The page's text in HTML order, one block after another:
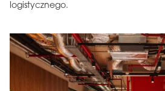
logistycznego.